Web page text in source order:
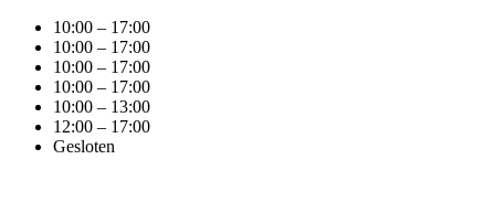
10:00 – 17:00
10:00 – 17:00
10:00 – 17:00
10:00 – 17:00
10:00 – 13:00
12:00 – 17:00
Gesloten